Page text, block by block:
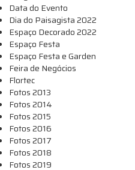
Data do Evento
Dia do Paisagista 2022
Espaço Decorado 2022
Espaço Festa
Espaço Festa e Garden
Feira de Negócios
Flortec
Fotos 2013
Fotos 2014
Fotos 2015
Fotos 2016
Fotos 2017
Fotos 2018
Fotos 2019